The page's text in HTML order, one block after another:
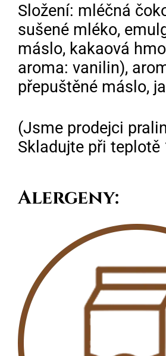
Složení: mléčná
sušené mléko,
máslo, kakaová
aroma: vanilin),
přepuštěné máslo,
(Jsme prodejci
Skladujte při teplotě
Alergeny: